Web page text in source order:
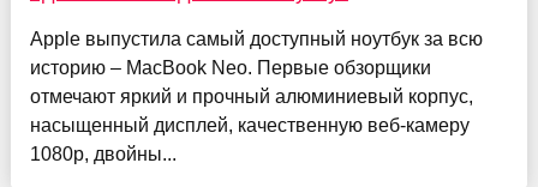
Apple выпустила самый доступный ноутбук за всю
историю – MacBook Neo. Первые обзорщики
отмечают яркий и прочный алюминиевый корпус,
насыщенный дисплей, качественную веб-камеру
1080p, двойны...